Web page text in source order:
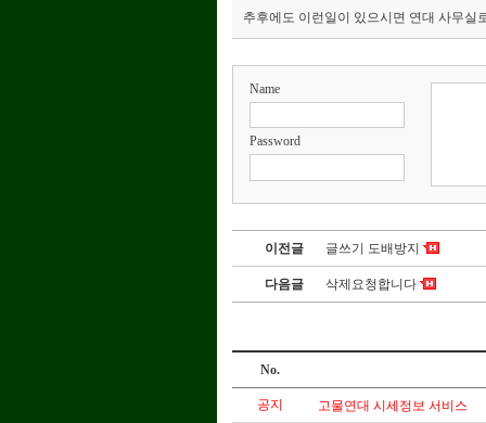
추후에도 이런일이 있으시면 연대 사무실
Name
Password
이전글 글쓰기 도배방지
다음글 삭제요청합니다
No.
공지 고물연대 시세정보 서비스